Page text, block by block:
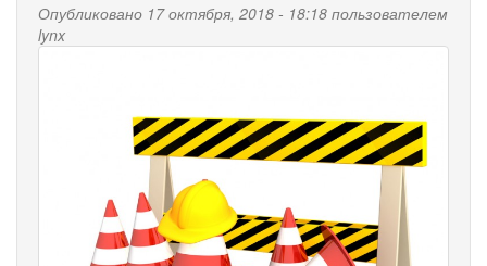
Опубликовано 17 октября, 2018 - 18:18 пользователем
lynx